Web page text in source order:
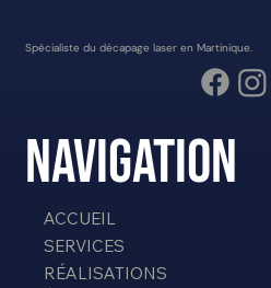
Décapage laser en Martinique :
collectivités ?
Spécialiste du décapage laser en Martinique.
NAVIGATION
ACCUEIL
SERVICES
RÉALISATIONS